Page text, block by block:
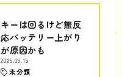
キーは回るけど無反
応バッテリー上がり
が原因かも
2025.05.15
未分類